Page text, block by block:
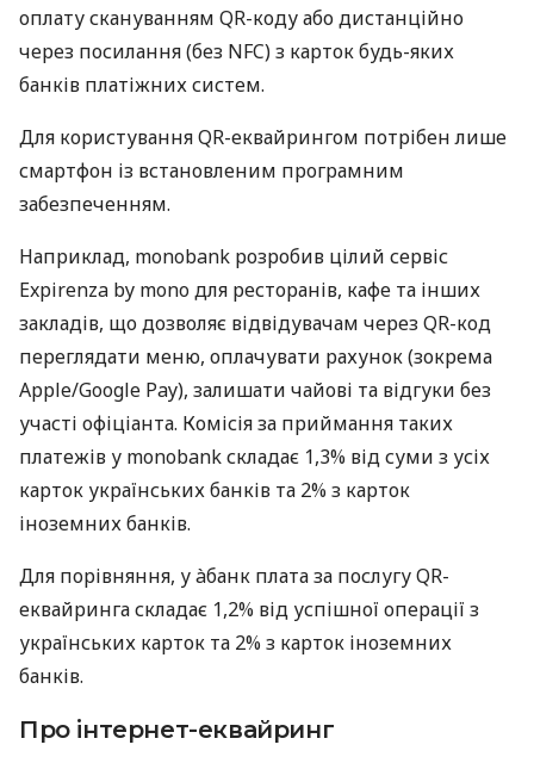
оплату скануванням QR-коду або дистанційно
через посилання (без NFC) з карток будь-яких
банків платіжних систем.
Для користування QR-еквайрингом потрібен лише
смартфон із встановленим програмним
забезпеченням.
Наприклад, monobank розробив цілий сервіс
Expirenza by mono для ресторанів, кафе та інших
закладів, що дозволяє відвідувачам через QR-код
переглядати меню, оплачувати рахунок (зокрема
Apple/Google Pay), залишати чайові та відгуки без
участі офіціанта. Комісія за приймання таких
платежів у monobank складає 1,3% від суми з усіх
карток українських банків та 2% з карток
іноземних банків.
Для порівняння, у àбанк плата за послугу QR-
еквайринга складає 1,2% від успішної операції з
українських карток та 2% з карток іноземних
банків.
Про інтернет-еквайринг